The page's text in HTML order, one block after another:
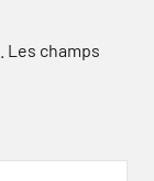
Les champs